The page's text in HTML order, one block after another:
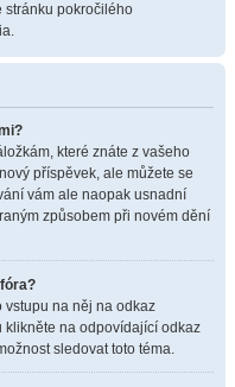
stránku pokročilého
které znáte z vašeho
příspěvek, ale můžete se
vám ale naopak usnadní
způsobem při novém dění
vstupu na něj na odkaz
klikněte na odpovídající odkaz
sledovat toto téma.